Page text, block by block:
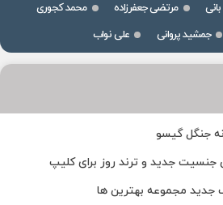
مرتضی جعفرزاده
محمد کجوری
جمشید پروانی علی نواب
جنگل گیسو
جدید و ترند روز برای کلیپ
جدید مجموعه بهترین ها